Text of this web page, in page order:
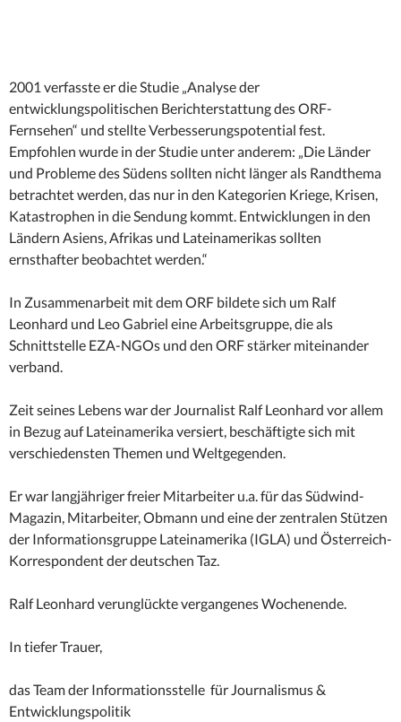
2001 verfasste er die Studie „Analyse der
entwicklungspolitischen Berichterstattung des ORF-
Fernsehen“ und stellte Verbesserungspotential fest.
Empfohlen wurde in der Studie unter anderem: „Die Länder
und Probleme des Südens sollten nicht länger als Randthema
betrachtet werden, das nur in den Kategorien Kriege, Krisen,
Katastrophen in die Sendung kommt. Entwicklungen in den
Ländern Asiens, Afrikas und Lateinamerikas sollten
ernsthafter beobachtet werden.“
In Zusammenarbeit mit dem ORF bildete sich um Ralf
Leonhard und Leo Gabriel eine Arbeitsgruppe, die als
Schnittstelle EZA-NGOs und den ORF stärker miteinander
verband.
Zeit seines Lebens war der Journalist Ralf Leonhard vor allem
in Bezug auf Lateinamerika versiert, beschäftigte sich mit
verschiedensten Themen und Weltgegenden.
Er war langjähriger freier Mitarbeiter u.a. für das Südwind-
Magazin, Mitarbeiter, Obmann und eine der zentralen Stützen
der Informationsgruppe Lateinamerika (IGLA) und Österreich-
Korrespondent der deutschen Taz.
Ralf Leonhard verunglückte vergangenes Wochenende.
In tiefer Trauer,
das Team der Informationsstelle für Journalismus &
Entwicklungspolitik